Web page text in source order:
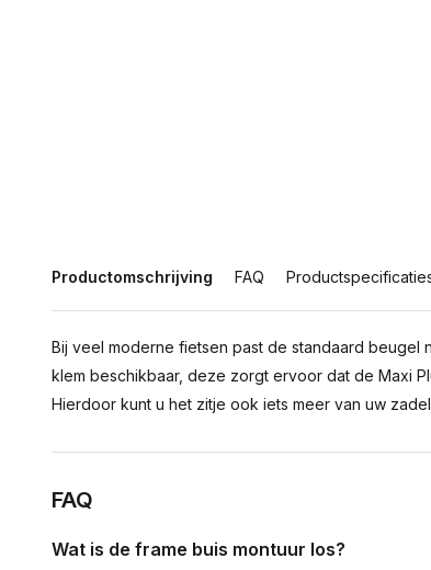
Productomschrijving FAQ
Bij veel moderne fietsen past de standaard
klem beschikbaar, deze zorgt ervoor dat de Maxi
Hierdoor kunt u het zitje ook iets meer van uw
FAQ
Wat is de frame buis montuur los?